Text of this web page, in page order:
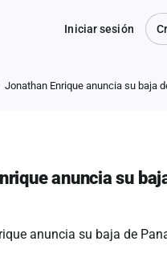
Iniciar sesión
Jonathan Enrique anuncia su baja
anuncia su